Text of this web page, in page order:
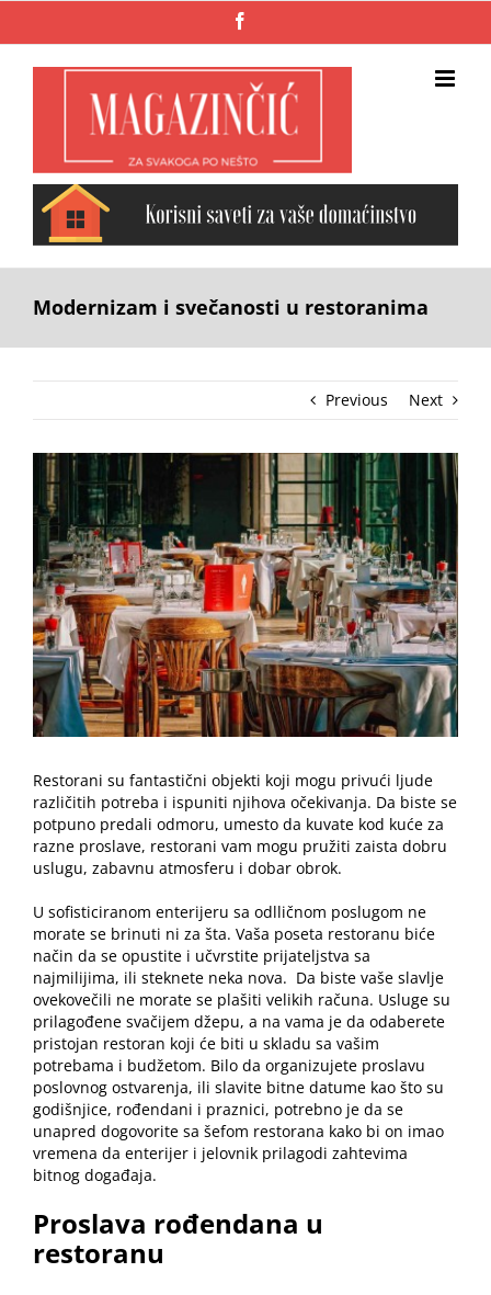
Modernizam i svečanosti u restoranima
Previous Next
View
Larger
Image
Restorani su fantastični objekti koji mogu privući ljude
različitih potreba i ispuniti njihova očekivanja. Da biste se
potpuno predali odmoru, umesto da kuvate kod kuće za
razne proslave, restorani vam mogu pružiti zaista dobru
uslugu, zabavnu atmosferu i dobar obrok.
U sofisticiranom enterijeru sa odlličnom poslugom ne
morate se brinuti ni za šta. Vaša poseta restoranu biće
način da se opustite i učvrstite prijateljstva sa
najmilijima, ili steknete neka nova. Da biste vaše slavlje
ovekovečili ne morate se plašiti velikih računa. Usluge su
prilagođene svačijem džepu, a na vama je da odaberete
pristojan restoran koji će biti u skladu sa vašim
potrebama i budžetom. Bilo da organizujete proslavu
poslovnog ostvarenja, ili slavite bitne datume kao što su
godišnjice, rođendani i praznici, potrebno je da se
unapred dogovorite sa šefom restorana kako bi on imao
vremena da enterijer i jelovnik prilagodi zahtevima
bitnog događaja.
Proslava rođendana u
restoranu